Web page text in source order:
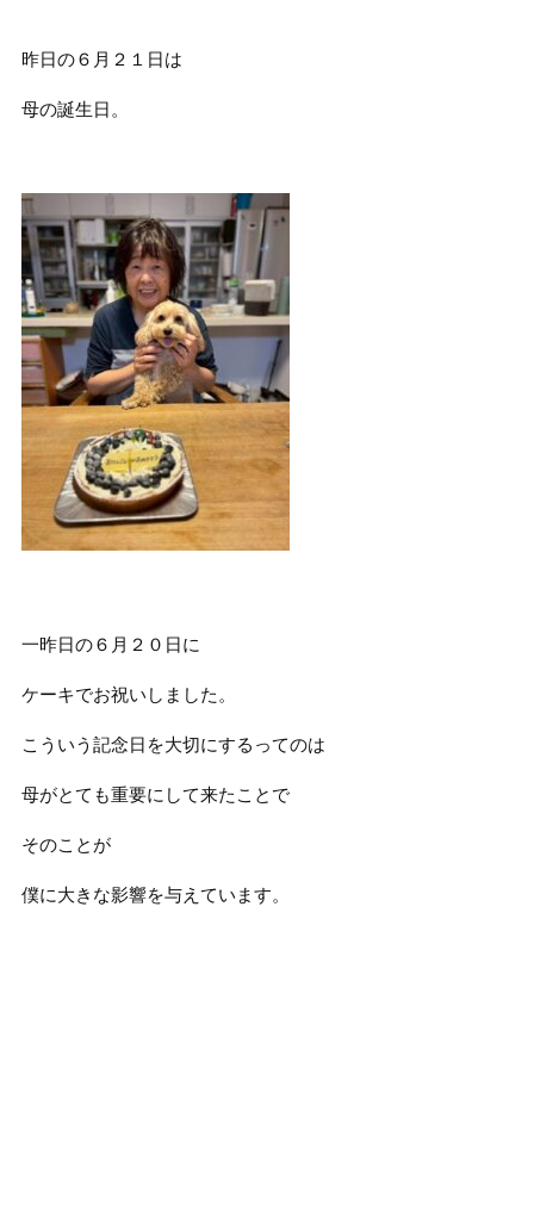
昨日の６月２１日は
母の誕生日。
一昨日の６月２０日に
ケーキでお祝いしました。
こういう記念日を大切にするってのは
母がとても重要にして来たことで
そのことが
僕に大きな影響を与えています。